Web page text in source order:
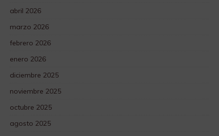
abril 2026
marzo 2026
febrero 2026
enero 2026
diciembre 2025
noviembre 2025
octubre 2025
agosto 2025